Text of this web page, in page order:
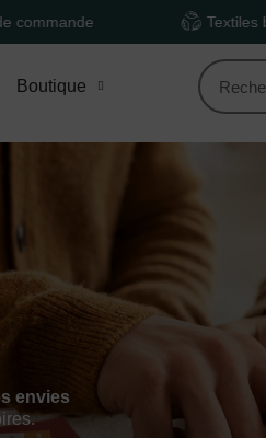
Textiles bio & Made
Boutique
envies